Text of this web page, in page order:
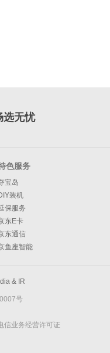
选无忧
色服务
宝岛
装机
保服务
东E卡
东通信
鱼座智能
& IR
号
信业务经营许可证